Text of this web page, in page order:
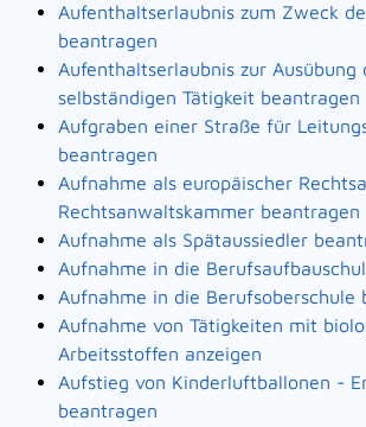
Aufenthaltserlaubnis zum Zweck
beantragen
Aufenthaltserlaubnis zur Ausübung
selbständigen Tätigkeit beantragen
Aufgraben einer Straße für
beantragen
Aufnahme als europäischer
Rechtsanwaltskammer beantragen
Aufnahme als Spätaussiedler
Aufnahme in die
Aufnahme in die Berufsoberschule
Aufnahme von Tätigkeiten mit
Arbeitsstoffen anzeigen
Aufstieg von Kinderluftballonen -
beantragen